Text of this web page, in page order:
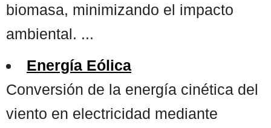
biomasa, minimizando el impacto
ambiental. ...
Energía Eólica
Conversión de la energía cinética del
viento en electricidad mediante